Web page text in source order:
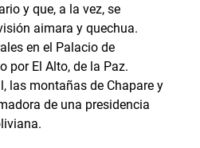
y que, a la vez, se
aimara y quechua.
en el Palacio de
por El Alto, de la Paz.
las montañas de Chapare y
de una presidencia